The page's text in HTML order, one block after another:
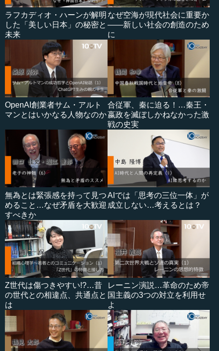
ラフカディオ・ハーンが解明
した「美しい日本」の秘密と
未来
なぜ空海が現代社会に重要か
――新しい社会の創造のため
に
OpenAI創業者サム・アルト
マンとはいかなる人物なのか
合従軍、秦に迫る！…秦王・
嬴政を滅ぼしかねなかった激
戦の史実
無為とは緊張感を持って見つ
めること…なぜ矛盾を大歓迎
すべきか
AIでは「思考の三位一体」が
成立しない…考えるとは？
Z世代は傷つきやすい!?…昔
の世代との相違点、共通点と
は
レーニン演説…革命のため帝
国主義の3つの対立を利用せ
よ